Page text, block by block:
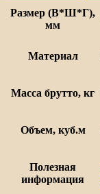
Размер (В*Ш*Г),
мм
Материал
Масса брутто, кг
Объем, куб.м
Полезная
информация